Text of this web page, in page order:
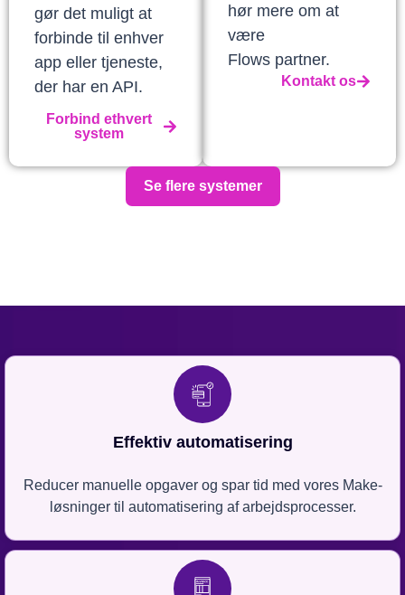
gør det muligt at
forbinde til enhver
app eller tjeneste,
der har en API.
Forbind ethvert
system
hør mere om at
være
Flows partner.
Kontakt os
Se flere systemer
Effektiv automatisering
Reducer manuelle opgaver og spar tid med vores Make-
løsninger til automatisering af arbejdsprocesser.